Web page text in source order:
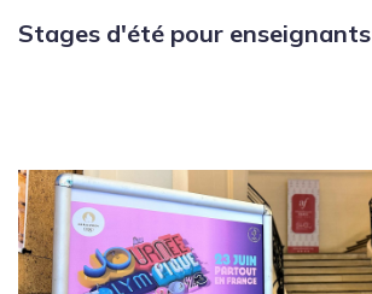
Stages d'été pour enseignants